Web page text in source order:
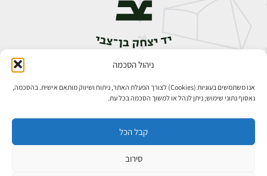
ניהול הסכמה
אנו משתמשים בעוגיות (Cookies) לצורך הפעלת האתר, ניתוח ושיווק מותאם אישית. בהסכמה,
נאסוף נתוני שימוש; ניתן לנהל או למשוך הסכמה בכל עת.
קבל הכל
סירוב
אבן גבירול 14, רחביה, ירושלים